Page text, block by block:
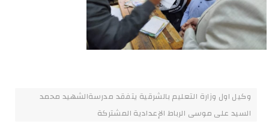
وكيل اول وزارة التعليم بالشرقية يتفقد مدرسةالشهيد محمد
السيد على موسى الرباط الإعدادية المشتركة